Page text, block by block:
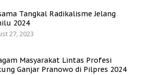
Tangkal Radikalisme Jelang
2024
27, 2023
Masyarakat Lintas Profesi
Ganjar Pranowo di Pilpres 2024